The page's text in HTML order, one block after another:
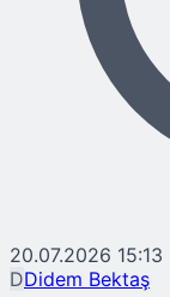
20.07.2026 15:13
DDidem Bektaş